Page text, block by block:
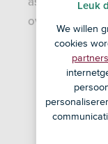
assertief en
overkomt en
Leuk
We willen
cookies
partners